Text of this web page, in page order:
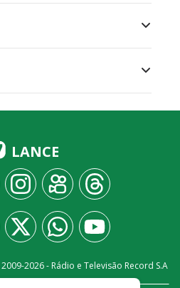
LANCE
2026- Rádio e Televisão Record S.A